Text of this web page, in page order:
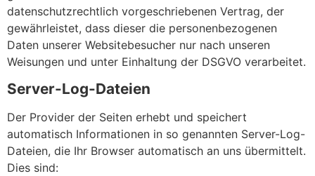
datenschutzrechtlich vorgeschriebenen Vertrag, der
gewährleistet, dass dieser die personenbezogenen
Daten unserer Websitebesucher nur nach unseren
Weisungen und unter Einhaltung der DSGVO verarbeitet.
Server-Log-Dateien
Der Provider der Seiten erhebt und speichert
automatisch Informationen in so genannten Server-Log-
Dateien, die Ihr Browser automatisch an uns übermittelt.
Dies sind: